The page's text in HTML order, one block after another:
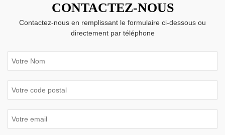
CONTACTEZ-NOUS
Contactez-nous en remplissant le formulaire ci-dessous ou
directement par téléphone